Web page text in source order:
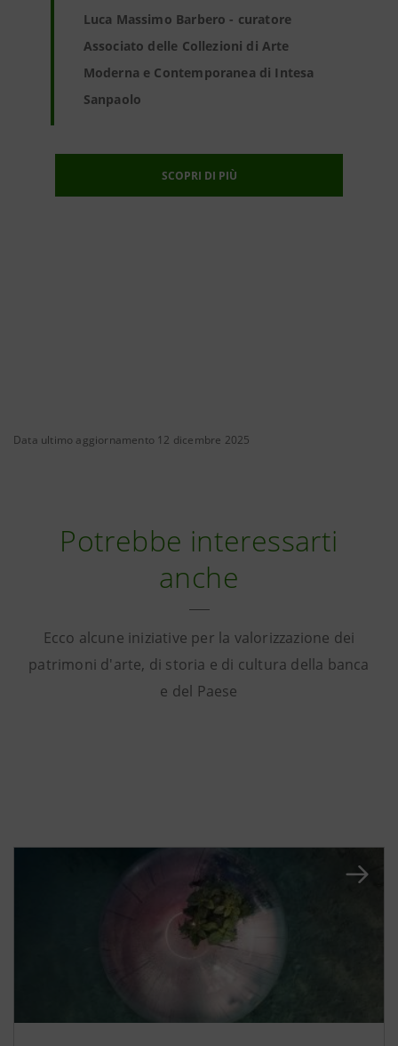
Luca Massimo Barbero - curatore
Associato delle Collezioni di Arte
Moderna e Contemporanea di Intesa
Sanpaolo
SCOPRI DI PIÙ
Data ultimo aggiornamento 12 dicembre 2025
Potrebbe interessarti
anche
Ecco alcune iniziative per la valorizzazione dei
patrimoni d'arte, di storia e di cultura della banca
e del Paese